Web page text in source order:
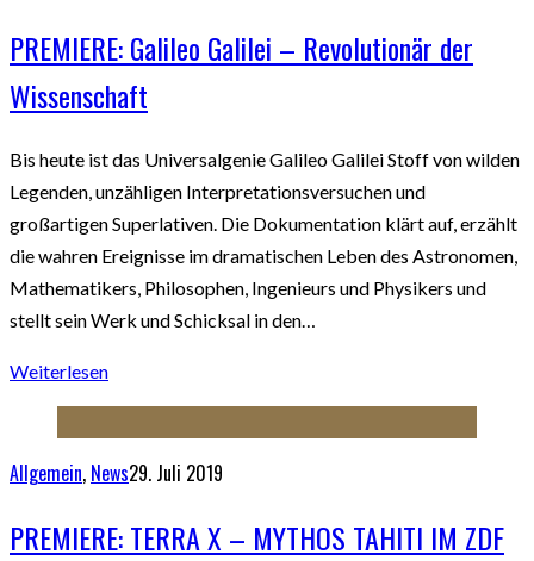
PREMIERE: Galileo Galilei – Revolutionär der
Wissenschaft
Bis heute ist das Universalgenie Galileo Galilei Stoff von wilden
Legenden, unzähligen Interpretationsversuchen und
großartigen Superlativen. Die Dokumentation klärt auf, erzählt
die wahren Ereignisse im dramatischen Leben des Astronomen,
Mathematikers, Philosophen, Ingenieurs und Physikers und
stellt sein Werk und Schicksal in den…
Weiterlesen
Allgemein, News29. Juli 2019
PREMIERE: TERRA X – MYTHOS TAHITI IM ZDF